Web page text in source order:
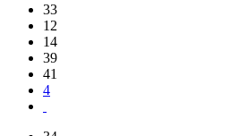
33
12
14
39
41
4